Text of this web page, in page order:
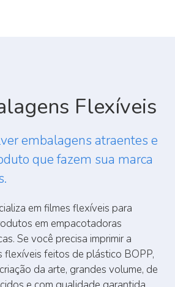
Flexíveis
embalagens atraentes e
que fazem sua marca
em filmes flexíveis para
em empacotadoras
Se você precisa imprimir a
flexíveis feitos de plástico BOPP,
da arte, grandes volume, de